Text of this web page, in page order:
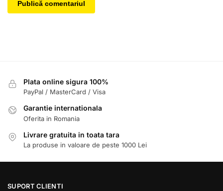
Plata online sigura 100%
PayPal / MasterCard / Visa
Garantie internationala
Oferita in Romania
Livrare gratuita in toata tara
La produse in valoare de peste 1000 Lei
SUPORT CLIENTI